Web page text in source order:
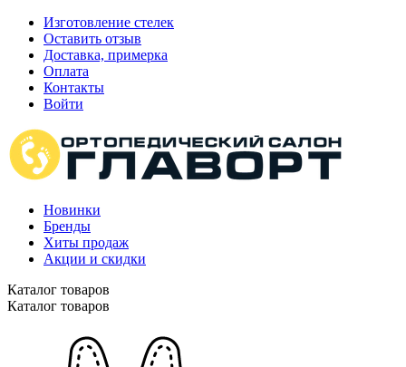
Изготовление стелек
Оставить отзыв
Доставка, примерка
Оплата
Контакты
Войти
Новинки
Бренды
Хиты продаж
Акции и скидки
Каталог товаров
Каталог товаров